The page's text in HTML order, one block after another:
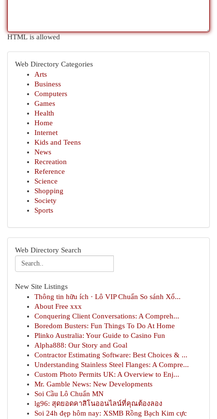
HTML is allowed
Web Directory Categories
Arts
Business
Computers
Games
Health
Home
Internet
Kids and Teens
News
Recreation
Reference
Science
Shopping
Society
Sports
Web Directory Search
New Site Listings
Thông tin hữu ích · Lô VIP Chuẩn So sánh Xổ...
About Free xxx
Conquering Client Conversations: A Compreh...
Boredom Busters: Fun Things To Do At Home
Plinko Australia: Your Guide to Casino Fun
Alpha888: Our Story and Goal
Contractor Estimating Software: Best Choices & ...
Understanding Stainless Steel Flanges: A Compre...
Custom Photo Permits UK: A Overview to Enj...
Mr. Gamble News: New Developments
Soi Cầu Lô Chuẩn MN
lg96: สุดยอดคาสิโนออนไลน์ที่คุณต้องลอง
Soi 24h đẹp hôm nay: XSMB Rồng Bạch Kim cực